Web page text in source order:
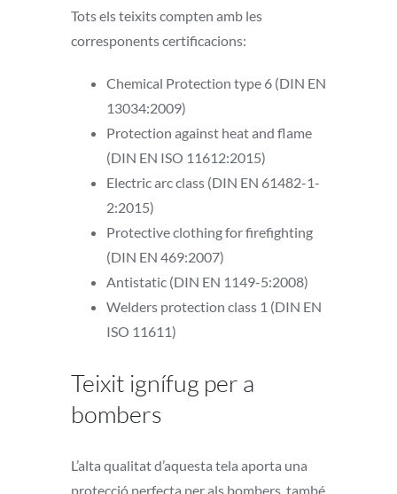
Tots els teixits compten amb les
corresponents certificacions:
Chemical Protection type 6 (DIN EN
13034:2009)
Protection against heat and flame
(DIN EN ISO 11612:2015)
Electric arc class (DIN EN 61482-1-
2:2015)
Protective clothing for firefighting
(DIN EN 469:2007)
Antistatic (DIN EN 1149-5:2008)
Welders protection class 1 (DIN EN
ISO 11611)
Teixit ignífug per a
bombers
L’alta qualitat d’aquesta tela aporta una
protecció perfecta per als bombers, també